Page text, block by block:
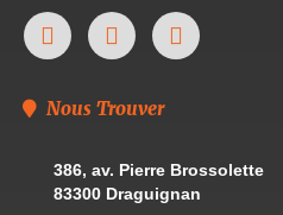
Nous Trouver
386, av. Pierre Brossolette
83300 Draguignan